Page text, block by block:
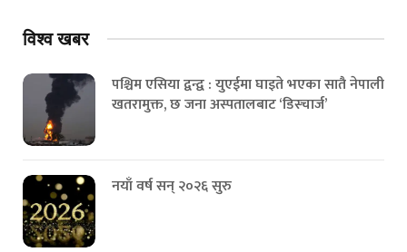
विश्वखबर
पश्चिम एसिया द्वन्द्व : युएईमा घाइते भएका सातै नेपाली
खतरामुक्त, छ जना अस्पतालबाट ‘डिस्चार्ज’
नयाँ वर्ष सन् २०२६ सुरु